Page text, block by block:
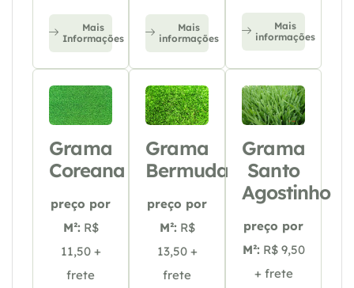
Mais
Informações
Mais
informações
Mais
informações
Grama
Coreana
preço por
M²: R$
11,50 +
frete
Grama
Bermuda
preço por
M²: R$
13,50 +
frete
Grama
Santo
Agostinho
preço por
M²: R$ 9,50
+ frete